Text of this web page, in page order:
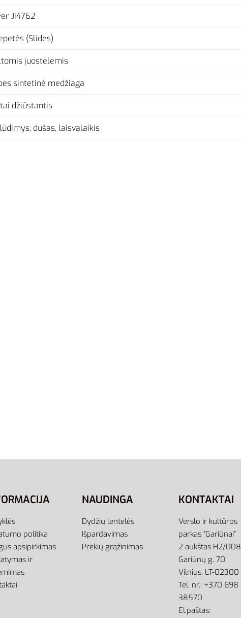
JI4762
(Slides)
juostelėmis
sintetinė medžiaga
džiūstantis
dušas, laisvalaikis
Pasirinkti savybes
politika
apsipirkimas
ir
NAUDINGA
Dydžių lentelės
Išpardavimas
Prekių grąžinimas
KONTAKTAI
Verslo ir kultūros
parkas “Gariūnai”
2 aukštas H2/008
Gariūnų g. 70,
Vilnius, LT-02300
Tel. nr.: +370 698
38570
El.paštas: